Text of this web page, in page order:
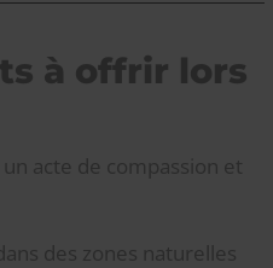
à offrir lors
acte de compassion et
des zones naturelles